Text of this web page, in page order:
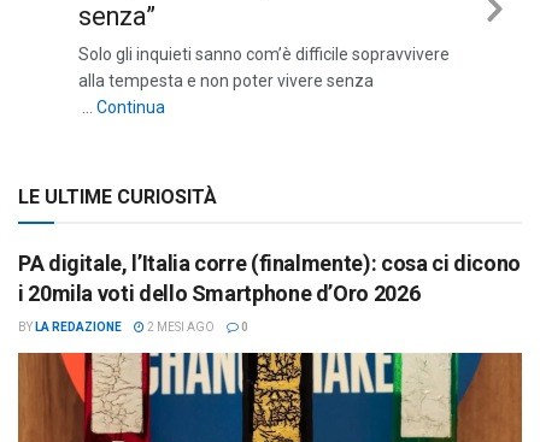
senza”
Solo gli inquieti sanno com’è difficile sopravvivere
alla tempesta e non poter vivere senza
… Continua
LE ULTIME CURIOSITÀ
PA digitale, l’Italia corre (finalmente): cosa ci dicono
i 20mila voti dello Smartphone d’Oro 2026
BY LA REDAZIONE 2 MESI AGO 0